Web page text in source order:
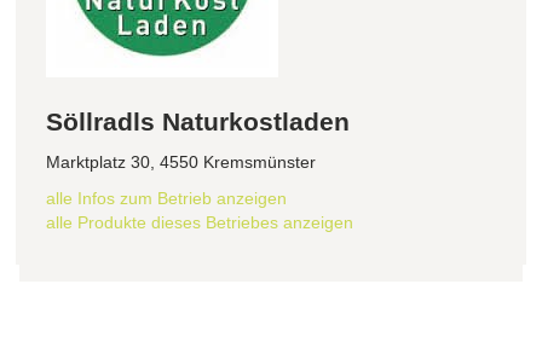
Söllradls Naturkostladen
Marktplatz 30, 4550 Kremsmünster
alle Infos zum Betrieb anzeigen
alle Produkte dieses Betriebes anzeigen